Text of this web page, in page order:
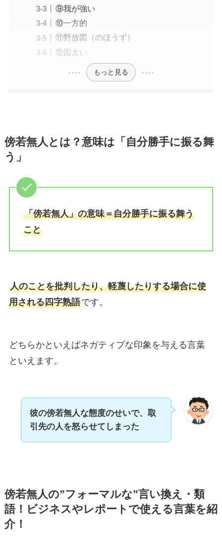
⑨我が強い
⑩一方的
⑪野放図（のほうず）
⑫図太い
もっと見る
傍若無人とは？意味は「自分勝手に振る舞
う」
「傍若無人」の意味＝自分勝手に振る舞う
こと
人のことを批判したり、軽蔑したりする場合に使
用される四字熟語です。
どちらかといえばネガティブな印象を与える言葉
といえます。
彼の傍若無人な態度のせいで、取
引先の人を怒らせてしまった
傍若無人の”フォーマルな”言い換え・類
語！ビジネスやレポートで使える言葉を紹
介！